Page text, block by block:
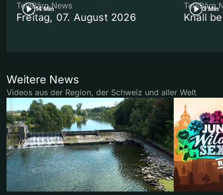
14 Min
TeleBärn News
Freitag, 07. August 2026
3 Min
TeleBärn
Knall
Weitere News
Videos aus der Region, der Schweiz und aller Welt